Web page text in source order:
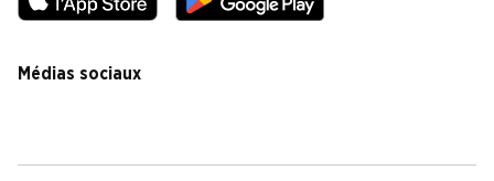
Médias sociaux